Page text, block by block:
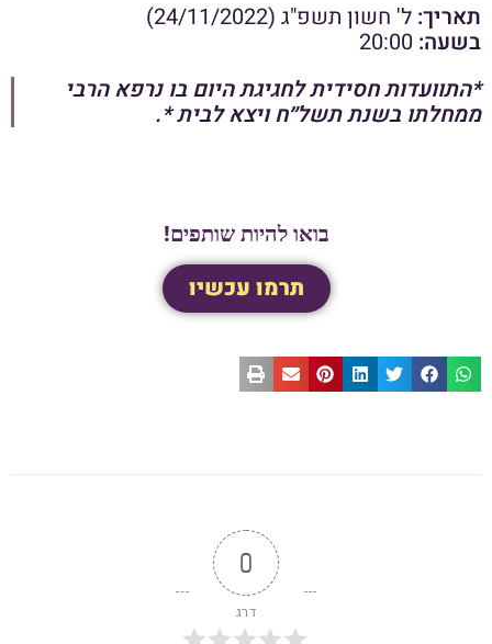
תאריך: ל' חשון תשפ"ג (24/11/2022)
בשעה:
*התוועדות חסידית לחגיגת היום בו נרפא הרבי
ממחלתו בשנת תשל״ח ויצא לבית *.
בואו להיות שותפים!
תרמו עכשיו
0
דרג